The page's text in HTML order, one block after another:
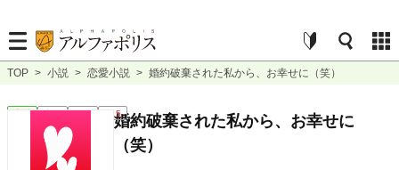
TOP > 小説 > 恋愛小説 > 婚約破棄された私から、お幸せに（笑）
恋愛 完結 短編 R15婚約破棄された私から、お幸せに
（笑）